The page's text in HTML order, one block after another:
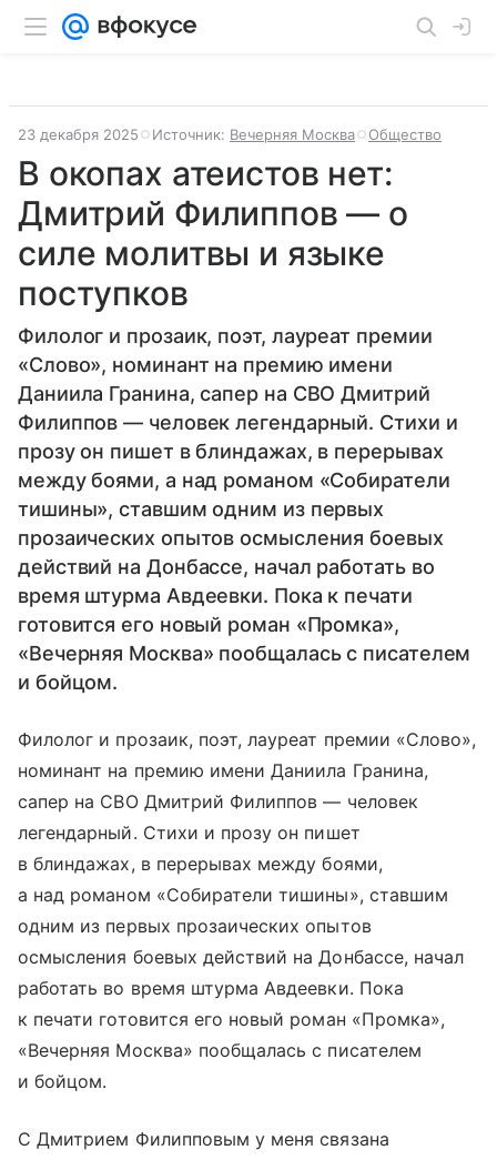
23 декабря 2025 Источник: Вечерняя Москва Общество
В окопах атеистов нет:
Дмитрий Филиппов — о
силе молитвы и языке
поступков
Филолог и прозаик, поэт, лауреат премии
«Слово», номинант на премию имени
Даниила Гранина, сапер на СВО Дмитрий
Филиппов — человек легендарный. Стихи и
прозу он пишет в блиндажах, в перерывах
между боями, а над романом «Собиратели
тишины», ставшим одним из первых
прозаических опытов осмысления боевых
действий на Донбассе, начал работать во
время штурма Авдеевки. Пока к печати
готовится его новый роман «Промка»,
«Вечерняя Москва» пообщалась с писателем
и бойцом.
Филолог и прозаик, поэт, лауреат премии «Слово»,
номинант на премию имени Даниила Гранина,
сапер на СВО Дмитрий Филиппов — человек
легендарный. Стихи и прозу он пишет
в блиндажах, в перерывах между боями,
а над романом «Собиратели тишины», ставшим
одним из первых прозаических опытов
осмысления боевых действий на Донбассе, начал
работать во время штурма Авдеевки. Пока
к печати готовится его новый роман «Промка»,
«Вечерняя Москва» пообщалась с писателем
и бойцом.
С Дмитрием Филипповым у меня связана